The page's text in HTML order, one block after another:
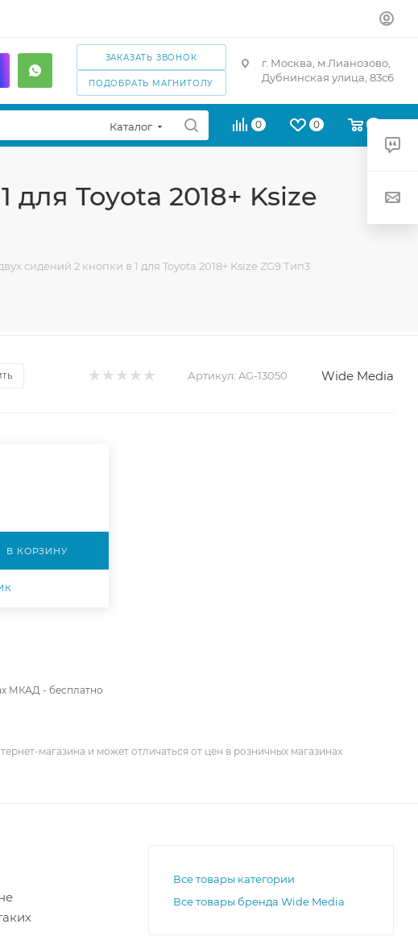
ЗАКАЗАТЬ ЗВОНОК
ПОДОБРАТЬ МАГНИТОЛУ
г. Москва, м.Лианозово,
Дубнинская улица, 83с6
Каталог 0 0
Toyota 2018+ Ksize
сидений 2 кнопки в 1 для Toyota 2018+ Ksize ZG9 Тип3
Артикул: AG-13050 Wide Media
В КОРЗИНУ
МКАД - бесплатно
магазина и может отличаться от цен в розничных магазинах
Все товары категории
Все товары бренда Wide Media